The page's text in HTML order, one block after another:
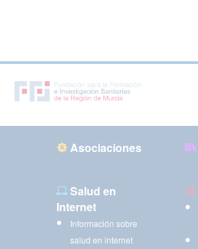
Asociaciones
Salud en
Internet
Información sobre
salud en internet